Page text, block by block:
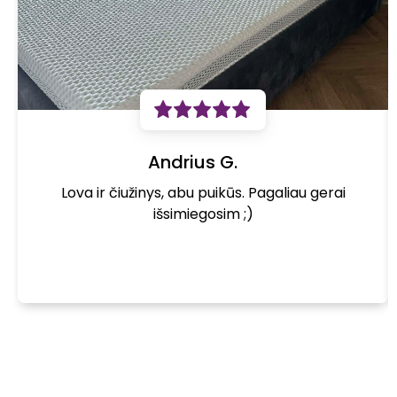
Pristatymas.
Ar baldams yra taikoma garantija?
Taip. Visiems mūsų parduodamiems baldams yra
suteikiama 2 metų gamintojo garantija.
Renkantis miegamojo lovą derėtų atkreipti dėmesį, jog ji
gali būti parduodama su čiužiniu arba be jo. Svarbu
įvertinti kokio dydžio lovos ir kokio tipo čiužinio jums
Andrius G.
Lova ir čiužinys, abu puikūs. Pagaliau gerai
išsimiegosim ;)